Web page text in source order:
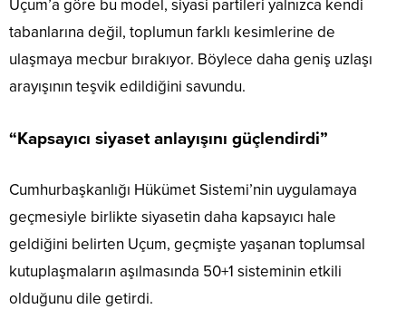
Uçum’a göre bu model, siyasi partileri yalnızca kendi
tabanlarına değil, toplumun farklı kesimlerine de
ulaşmaya mecbur bırakıyor. Böylece daha geniş uzlaşı
arayışının teşvik edildiğini savundu.
“Kapsayıcı siyaset anlayışını güçlendirdi”
Cumhurbaşkanlığı Hükümet Sistemi’nin uygulamaya
geçmesiyle birlikte siyasetin daha kapsayıcı hale
geldiğini belirten Uçum, geçmişte yaşanan toplumsal
kutuplaşmaların aşılmasında 50+1 sisteminin etkili
olduğunu dile getirdi.